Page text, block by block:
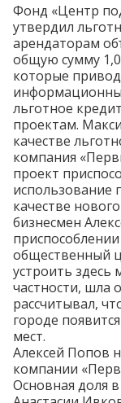
Фонд «Центр
утвердил
арендаторам
общую сумму
которые
льготное
проектам.
качестве
компания
проект
использование
качестве
бизнесмен
общественный
устроить
частности, шла
рассчитывал,
городе
мест.
Алексей Попов
компании
Основная доля